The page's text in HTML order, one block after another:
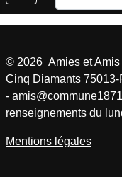
© 2026 Amies et
Cinq Diamants
-
renseignements du
Mentions légales